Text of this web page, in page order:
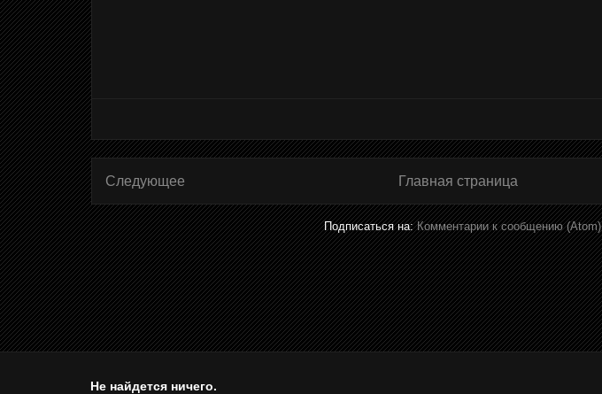
Следующее Главная страница
Подписаться на:Комментарии к сообщению (Atom)
Не найдется ничего.